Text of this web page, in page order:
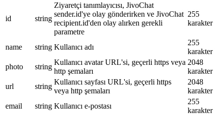
id string
Ziyaretçi tanımlayıcısı, JivoChat
sender.id'ye olay gönderirken ve JivoChat
recipient.id'den olay alırken gerekli
parametre
255
karakter
name string Kullanıcı adı
255
karakter
photo
string
Kullanıcı avatar URL'si, geçerli https veya
http şemaları
2048
karakter
url
string
Kullanıcı sayfası URL'si, geçerli https
veya http şemaları
2048
karakter
email
string Kullanıcı e-postası
255
karakter